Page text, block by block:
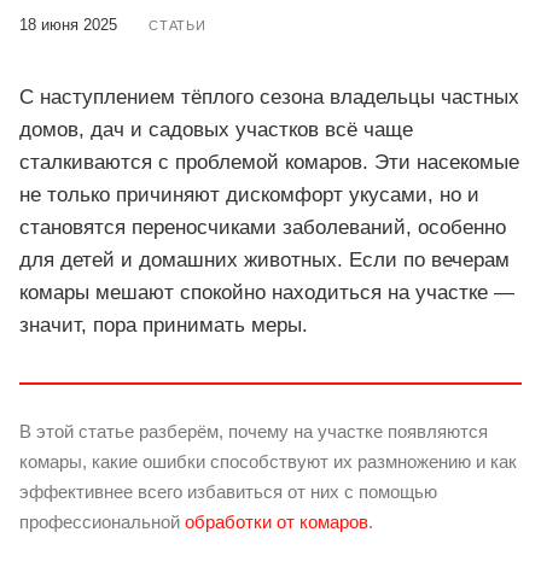
18 июня 2025 СТАТЬИ
С наступлением тёплого сезона владельцы частных
домов, дач и садовых участков всё чаще
сталкиваются с проблемой комаров. Эти насекомые
не только причиняют дискомфорт укусами, но и
становятся переносчиками заболеваний, особенно
для детей и домашних животных. Если по вечерам
комары мешают спокойно находиться на участке —
значит, пора принимать меры.
В этой статье разберём, почему на участке появляются
комары, какие ошибки способствуют их размножению и как
эффективнее всего избавиться от них с помощью
профессиональной обработки от комаров.